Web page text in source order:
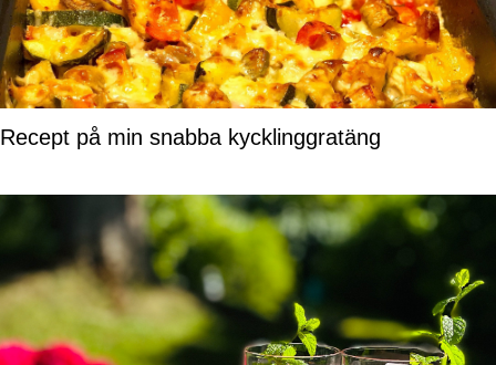
Recept på min snabba kycklinggratäng